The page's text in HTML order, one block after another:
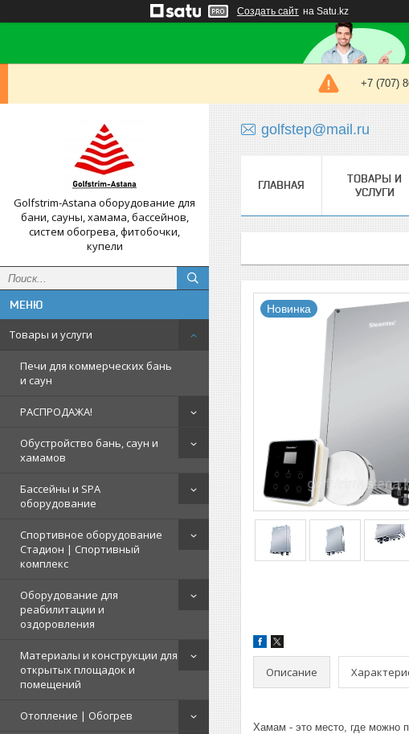
Создать сайт на Satu.kz
+7 (707)
Golfstrim-Astana оборудование для
бани, сауны, хамама, бассейнов,
систем обогрева, фитобочки,
купели
Товары и услуги
Печи для коммерческих бань
и саун
РАСПРОДАЖА!
Обустройство бань, саун и
хамамов
Бассейны и SPA
оборудование
Спортивное оборудование
Стадион | Cпортивный
комплекс
Оборудование для
реабилитации и
оздоровления
Материалы и конструкции для
открытых площадок и
помещений
Отопление | Обогрев
golfstep@mail.ru
ГЛАВНАЯ
ТОВАРЫ И
УСЛУГИ
Новинка
Описание
Хамам - это место, где можно